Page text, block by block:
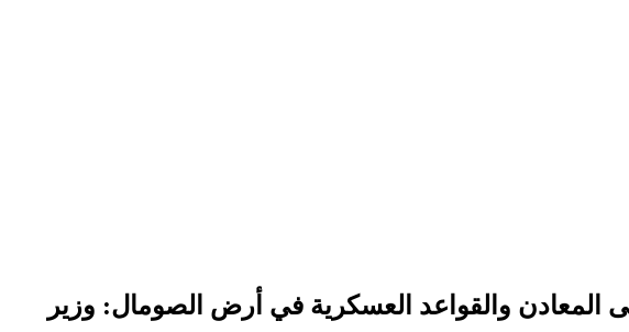
المعادن والقواعد العسكرية في أرض الصومال: وزير